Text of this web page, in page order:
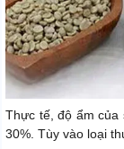
Thực tế, độ ẩm của
30%. Tùy vào loại